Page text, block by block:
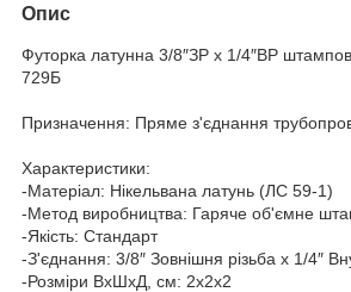
Опис
Футорка латунна 3/8″ЗР х 1/4″ВР
729Б
Призначення: Пряме з'єднання
Характеристики:
-Матеріал: Нікельвана латунь (ЛС 59-1)
-Метод виробництва: Гаряче об'ємне
-Якість: Стандарт
-З'єднання: 3/8″ Зовнішня різьба х 1/4″
-Розміри ВхШхД, см: 2х2х2